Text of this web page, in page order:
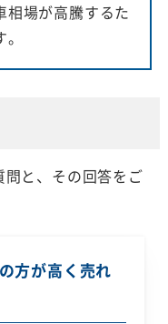
相場が高騰するた
と、その回答をご
方が高く売れ